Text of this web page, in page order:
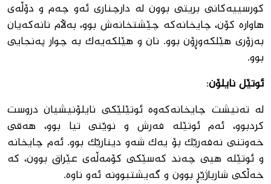
کورسییه‌کانى بریتى بوون له ‌دارچنارى ئه‌و چه‌م و دۆڵه‌ى
هاواره‌ کۆن، چایخانه‌که‌ چێشتخانه‌ش بوو، به‌ڵام نانه‌که‌یان
به‌زۆرى هێلکە‌وڕۆن بوو. نان و هێلکه‌یه‌ک به‌ چوار په‌نجایى
بوو.
ئوتێل نايلۆن:
له ‌ته‌نیشت چایخانه‌که‌وه‌ ئوتێلێکى نایلۆنیشیان دروست
کردبوو، ئه‌م ئوتێله‌ فه‌رش و نوێنى تیا بوو، هه‌قى
خه‌وتنى نه‌فه‌رێک بۆ یه‌ک شه‌و دینارێک بوو. ئه‌م چایخانه
‌و ئوتێله‌ هیى چه‌ند که‌سێکى کۆمه‌ڵه‌ى عێراق بوون، که‌
خه‌ڵکى شارباژێڕ بوون و گه‌یشتبوونه‌ ئه‌و ناوه‌.